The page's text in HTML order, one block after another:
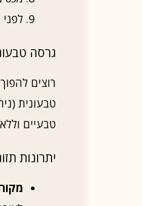
גרסה
רוצים
טבעונית
טבעיים
יתרונות